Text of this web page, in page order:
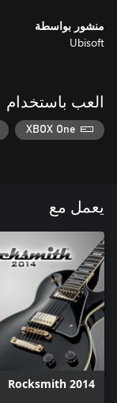
منشور بواسطة
Ubisoft
العب باستخدام
XBOX One
يعمل مع
Rocksmith 2014